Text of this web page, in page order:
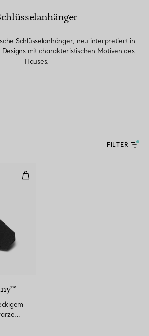
Schlüsselanhänger, neu interpretiert in
mit charakteristischen Motiven des
Hauses.
FILTER
Karabiner mit rechteckigem